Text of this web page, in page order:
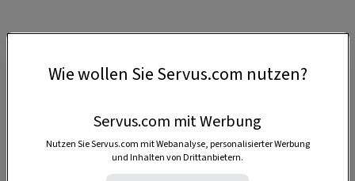
Wie wollen Sie Servus.com nutzen?
Servus.com mit Werbung
Nutzen Sie Servus.com mit Webanalyse, personalisierter Werbung
und Inhalten von Drittanbietern.